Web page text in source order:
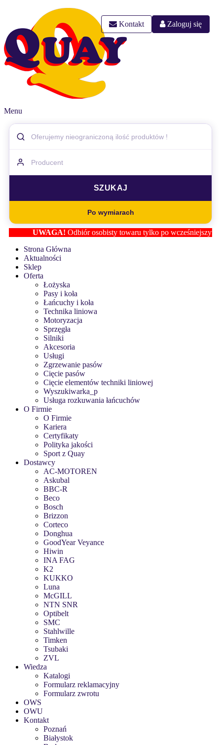
Kontakt Zaloguj się
Menu
Po wymiarach
UWAGA!Odbiór osobisty towaru tylko po wcześniejszym
Strona Główna
Aktualności
Sklep
Oferta
Łożyska
Pasy i koła
Łańcuchy i koła
Technika liniowa
Motoryzacja
Sprzęgła
Silniki
Akcesoria
Usługi
Zgrzewanie pasów
Cięcie pasów
Cięcie elementów techniki liniowej
Wyszukiwarka_p
Usługa rozkuwania łańcuchów
O Firmie
O Firmie
Kariera
Certyfikaty
Polityka jakości
Sport z Quay
Dostawcy
AC-MOTOREN
Askubal
BBC-R
Beco
Bosch
Brizzon
Corteco
Donghua
GoodYear Veyance
Hiwin
INA FAG
K2
KUKKO
Luna
McGILL
NTN SNR
Optibelt
SMC
Stahlwille
Timken
Tsubaki
ZVL
Wiedza
Katalogi
Formularz reklamacyjny
Formularz zwrotu
OWS
OWU
Kontakt
Poznań
Białystok